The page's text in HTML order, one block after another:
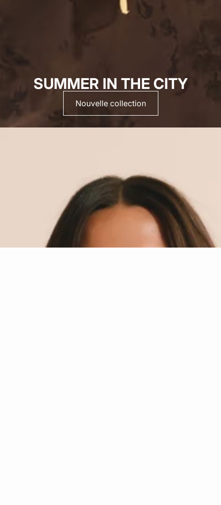
SUMMER IN THE CITY
Nouvelle collection